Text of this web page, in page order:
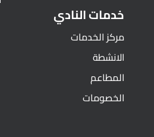
خدمات النادي
مركز الخدمات
الانشطة
المطاعم
الخصومات